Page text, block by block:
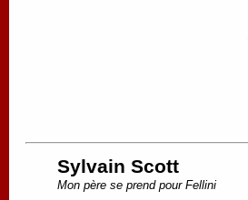
Sylvain Scott
Mon père se prend pour Fellini